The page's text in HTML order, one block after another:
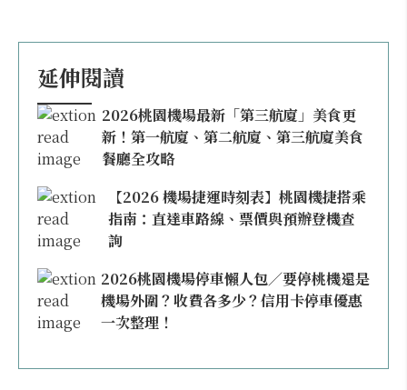
延伸閱讀
2026桃園機場最新「第三航廈」美食更
新！第一航廈、第二航廈、第三航廈美食
餐廳全攻略
【2026 機場捷運時刻表】桃園機捷搭乘
指南：直達車路線、票價與預辦登機查
詢
2026桃園機場停車懶人包／要停桃機還是
機場外圍？收費各多少？信用卡停車優惠
一次整理！